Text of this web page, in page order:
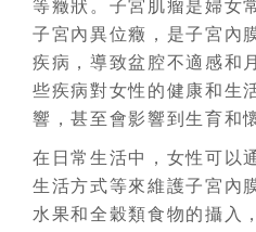
等癥狀。子宮肌瘤是婦女
子宮內異位癥，是子宮內
疾病，導致盆腔不適感和
些疾病對女性的健康和生
響，甚至會影響到生育和
在日常生活中，女性可以
生活方式等來維護子宮內
水果和全穀類食物的攝入